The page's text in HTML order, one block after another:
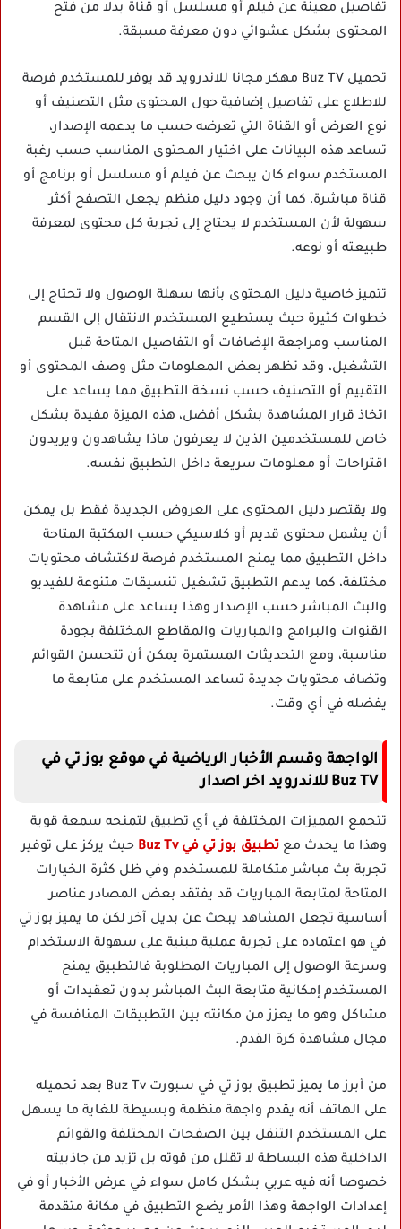
تفاصيل معينة عن فيلم أو مسلسل أو قناة بدلا من فتح
المحتوى بشكل عشوائي دون معرفة مسبقة.
تحميل Buz TV مهكر مجانا للاندرويد قد يوفر للمستخدم فرصة
للاطلاع على تفاصيل إضافية حول المحتوى مثل التصنيف أو
نوع العرض أو القناة التي تعرضه حسب ما يدعمه الإصدار،
تساعد هذه البيانات على اختيار المحتوى المناسب حسب رغبة
المستخدم سواء كان يبحث عن فيلم أو مسلسل أو برنامج أو
قناة مباشرة، كما أن وجود دليل منظم يجعل التصفح أكثر
سهولة لأن المستخدم لا يحتاج إلى تجربة كل محتوى لمعرفة
طبيعته أو نوعه.
تتميز خاصية دليل المحتوى بأنها سهلة الوصول ولا تحتاج إلى
خطوات كثيرة حيث يستطيع المستخدم الانتقال إلى القسم
المناسب ومراجعة الإضافات أو التفاصيل المتاحة قبل
التشغيل، وقد تظهر بعض المعلومات مثل وصف المحتوى أو
التقييم أو التصنيف حسب نسخة التطبيق مما يساعد على
اتخاذ قرار المشاهدة بشكل أفضل، هذه الميزة مفيدة بشكل
خاص للمستخدمين الذين لا يعرفون ماذا يشاهدون ويريدون
اقتراحات أو معلومات سريعة داخل التطبيق نفسه.
ولا يقتصر دليل المحتوى على العروض الجديدة فقط بل يمكن
أن يشمل محتوى قديم أو كلاسيكي حسب المكتبة المتاحة
داخل التطبيق مما يمنح المستخدم فرصة لاكتشاف محتويات
مختلفة، كما يدعم التطبيق تشغيل تنسيقات متنوعة للفيديو
والبث المباشر حسب الإصدار وهذا يساعد على مشاهدة
القنوات والبرامج والمباريات والمقاطع المختلفة بجودة
مناسبة، ومع التحديثات المستمرة يمكن أن تتحسن القوائم
وتضاف محتويات جديدة تساعد المستخدم على متابعة ما
يفضله في أي وقت.
الواجهة وقسم الأخبار الرياضية في موقع بوز تي في
Buz TV للاندرويد اخر اصدار
تتجمع المميزات المختلفة في أي تطبيق لتمنحه سمعة قوية
وهذا ما يحدث مع تطبيق بوز تي في Buz Tv
حيث يركز على توفير
تجربة بث مباشر متكاملة للمستخدم وفي ظل كثرة الخيارات
المتاحة لمتابعة المباريات قد يفتقد بعض المصادر عناصر
أساسية تجعل المشاهد يبحث عن بديل آخر لكن ما يميز بوز تي
في هو اعتماده على تجربة عملية مبنية على سهولة الاستخدام
وسرعة الوصول إلى المباريات المطلوبة فالتطبيق يمنح
المستخدم إمكانية متابعة البث المباشر بدون تعقيدات أو
مشاكل وهو ما يعزز من مكانته بين التطبيقات المنافسة في
مجال مشاهدة كرة القدم.
من أبرز ما يميز تطبيق بوز تي في سبورت Buz Tv بعد تحميله
على الهاتف أنه يقدم واجهة منظمة وبسيطة للغاية ما يسهل
على المستخدم التنقل بين الصفحات المختلفة والقوائم
الداخلية هذه البساطة لا تقلل من قوته بل تزيد من جاذبيته
خصوصا أنه فيه عربي بشكل كامل سواء في عرض الأخبار أو في
إعدادات الواجهة وهذا الأمر يضع التطبيق في مكانة متقدمة